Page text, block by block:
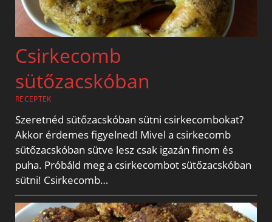
Csirkecomb
sütőzacskóban
RECEPTEK
Szeretnéd sütőzacskóban sütni csirkecombokat?
Akkor érdemes figyelned! Mivel a csirkecomb
sütőzacskóban sütve lesz csak igazán finom és
puha. Próbáld meg a csirkecombot sütőzacskóban
sütni! Csirkecomb…